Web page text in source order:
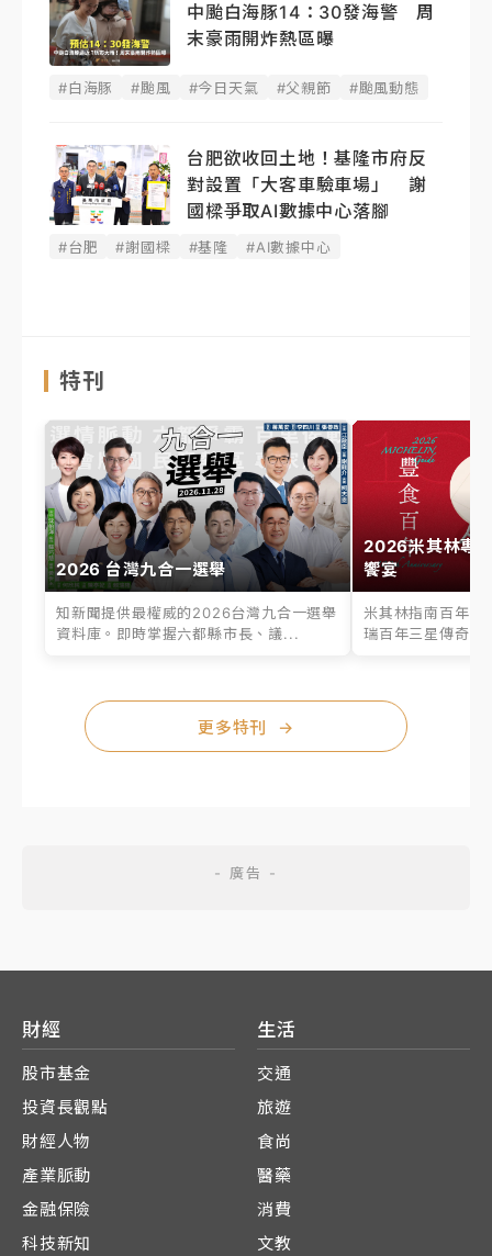
中颱白海豚14：30發海警 周
末豪雨開炸熱區曝
#白海豚 #颱風 #今日天氣 #父親節 #颱風動態
台肥欲收回土地！基隆市府反
對設置「大客車驗車場」 謝
國樑爭取AI數據中心落腳
#台肥 #謝國樑 #基隆 #AI數據中心
特刊
2026 台灣九合一選舉
知新聞提供最權威的2026台灣九合一選舉
資料庫。即時掌握六都縣市長、議...
2026米其林專
饗宴
米其林指南百年之
瑞百年三星傳奇、
更多特刊 →
財經
股市基金
投資長觀點
財經人物
產業脈動
金融保險
科技新知
生活
交通
旅遊
食尚
醫藥
消費
文教